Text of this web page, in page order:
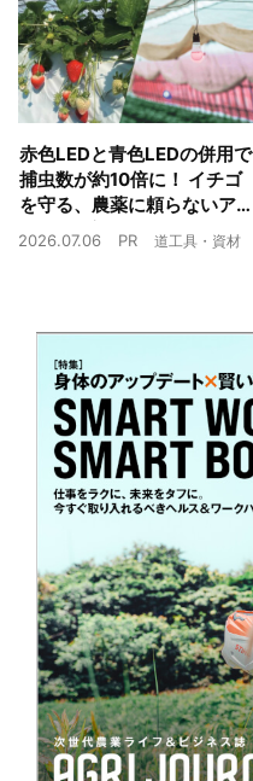
赤色LEDと青色LEDの併用で
捕虫数が約10倍に！ イチゴ
を守る、農薬に頼らないア
ザミウマ対策
2026.07.06 PR 道工具・資材